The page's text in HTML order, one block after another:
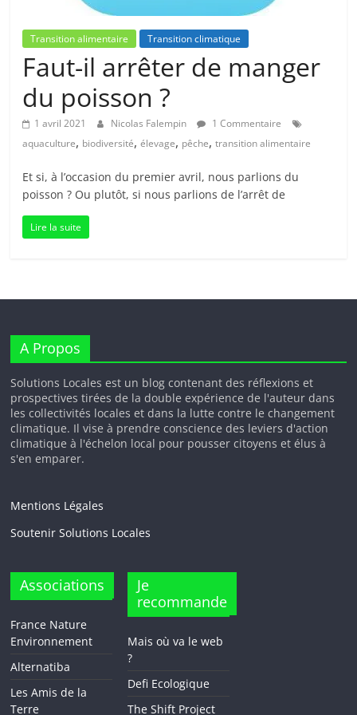
Transition alimentaire Transition climatique
Faut-il arrêter de manger
du poisson ?
1 avril 2021 Nicolas Falempin
1 Commentaire
aquaculture, biodiversité,élevage, pêche,transition alimentaire
Et si, à l’occasion du premier avril, nous parlions du
poisson ? Ou plutôt, si nous parlions de l’arrêt de
Lire la suite
A Propos
Solutions Locales est un blog contenant des réflexions et
prospectives tirées de la double expérience de l'auteur dans
les collectivités locales et dans la lutte contre le changement
climatique. Il vise à prendre conscience des leviers d'action
climatique à l'échelon local pour pousser citoyens et élus à
s'en emparer.
Mentions Légales
Soutenir Solutions Locales
Associations
France Nature
Environnement
Alternatiba
Les Amis de la
Terre
Je
recommande
Mais où va le web
?
Defi Ecologique
The Shift Project